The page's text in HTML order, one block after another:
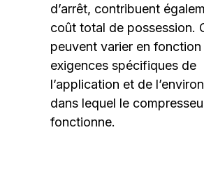
d’arrêt, contribuent
coût total de possession.
peuvent varier en fonction
exigences spécifiques de
l’application et de
dans lequel le
fonctionne.